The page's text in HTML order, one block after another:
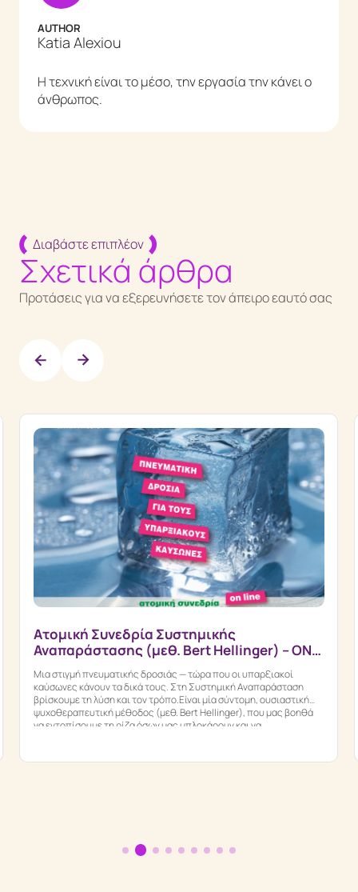
AUTHOR
Katia Alexiou
Η τεχνική είναι το μέσο, την εργασία την κάνει ο
άνθρωπος.
Διαβάστε επιπλέον
Σχετικά άρθρα
Προτάσεις για να εξερευνήσετε τον άπειρο εαυτό σας
Ατομική Συνεδρία Συστημικής
Αναπαράστασης (μεθ. Bert Hellinger) – ON
LINE
Μια στιγμή πνευματικής δροσιάς — τώρα που οι υπαρξιακοί
καύσωνες κάνουν τα δικά τους. Στη Συστημική Αναπαράσταση
βρίσκουμε τη λύση και τον τρόπο.Είναι μία σύντομη, ουσιαστική
ψυχοθεραπευτική μέθοδος (μεθ. Bert Hellinger), που μας βοηθά
να εντοπίσουμε τη ρίζα όσων μας μπλοκάρουν και να